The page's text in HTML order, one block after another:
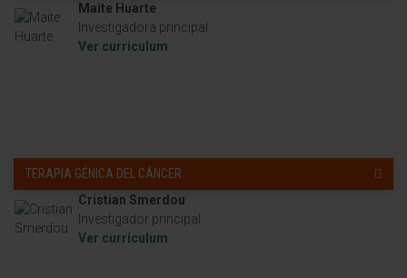
Maite Huarte
Investigadora principal
Ver curriculum
TERAPIA GÉNICA DEL CÁNCER
Cristian Smerdou
Investigador principal
Ver curriculum